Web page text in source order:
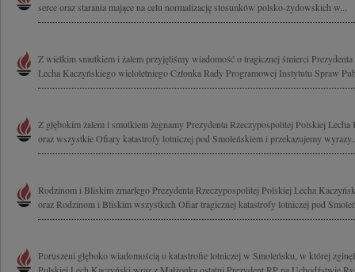
serce oraz starania mające na celu normalizację stosunków polsko-żydowskich w...
Z wielkim smutkiem i żalem przyjęliśmy wiadomość o tragicznej śmierci
Lecha Kaczyńskiego wieloletniego Członka Rady Programowej Instytutu Spraw
Z głębokim żalem i smutkiem żegnamy Prezydenta Rzeczypospolitej Polskiej Lecha
oraz wszystkie Ofiary katastrofy lotniczej pod Smoleńskiem i przekazujemy
Rodzinom i Bliskim zmarłego Prezydenta Rzeczypospolitej Polskiej Lecha
oraz Rodzinom i Bliskim wszystkich Ofiar tragicznej katastrofy lotniczej pod
Poruszeni głęboko wiadomością o katastrofie lotniczej w Smoleńsku, w której